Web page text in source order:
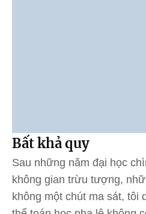
Bất khả quy
Sau những năm đại học
không gian trừu tượng,
không một chút ma sát, tôi